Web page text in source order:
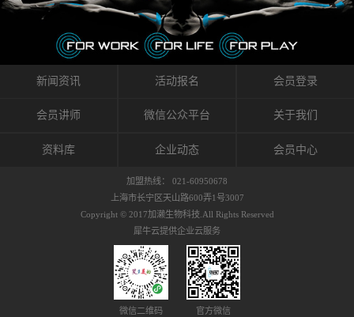
么原因引起的过敏瘙痒呢？我整理了以下内容
仅供大家参考，希望能给予大家帮助。首先我
们分析解剖下过敏的原因，然后简说一下
KINESIO贴布贴扎后预防应对。我把导致过敏的
原因，简单分为外因和内因。外因1，贴布贴布
括：1）面料的伸展率、回缩率、纤维的刺激
能会给皮肤带来过度的刺激，从而引起过敏瘙
对身体没有伤害（副作用等）的环境来减轻症
状。 但是，由于营养、精神、运动的平衡被破
坏，各种细胞就会发生病态变化。 在一定的状
态下，细胞因子会自动捕捉异常，并在细胞之
间传递适当的修复信息。可以收集各自所需的
因子级联；细胞因子的连锁反应）。 如果这种
者甚至提供不需要的物质。 因此，身体所需的
自然愈合能力不仅不能发挥作用，反而会造成
恶化的环境。Kinesio肌内效贴的作用，就是解
决这些问题。 KinesioTaping ® （Kinesio贴扎
疗法）的概念是空（空间），动（流动），冷
（抑制热的上升），为了实现这些，贴布的质
作出来。 特别地，Kinesio Medical
Tappling®（Kinesio医疗贴扎）通过从皮肤表面
长时间给予适...
种可以改变肌肉、筋膜和间质液之间自然流动
关系的方法。 间质液间质被称为人体的新器
官。研究人员认为，整个身体的网络是由坚韧
且柔软的蛋白质结构所支撑的相互连接的充满
流体的空间构成的。如果作为脏器，这是人体
最大的脏器，约占体重的20%（相比之下，皮
内流通，有助于细胞的再生和恢复。“1”“雪花”
周围进行轻柔的刺激，改善受影响的关节和肌
到辅助修复损伤组织的作用。对组织的营养供
膜，韧带和关节周围皮下组织的关节囊。 流
体力学理论加濑博士-Kinesio肌内效贴布的发明
人流体力学理论是以对日常生活产生反复影响
的纤细筋膜的性质为焦点。 筋膜容易受到外部
新闻资讯 活动报名 会员登录
会员讲师 微信公众平台 关于我们
资料库 企业动态 会员中心
加盟热线： 021-60950678
上海市长宁区天山路600弄1号3007
Copyright © 2017加濑生物科技.All Rights Reserved
犀牛云提供企业云服务
微信二维码 官方微信